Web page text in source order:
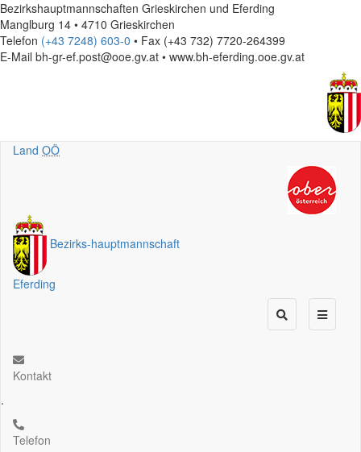
Bezirkshauptmannschaften Grieskirchen und Eferding
Manglburg 14 • 4710 Grieskirchen
Telefon (+43 7248) 603-0 • Fax (+43 732) 7720-264399
E-Mail bh-gr-ef.post@ooe.gv.at • www.bh-eferding.ooe.gv.at
Land OÖ
Bezirks-hauptmannschaft
Eferding
Kontakt
.
Telefon